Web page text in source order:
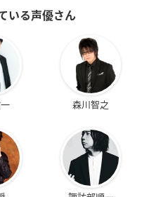
いる声優さん
森川智之